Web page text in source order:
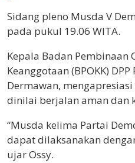
Sidang pleno Musda V
pada pukul 19.06 WITA.
Kepala Badan Pembinaan
Keanggotaan (BPOKK)
Dermawan,
dinilai berjalan aman dan
“Musda kelima Partai
dapat dilaksanakan
ujar Ossy.